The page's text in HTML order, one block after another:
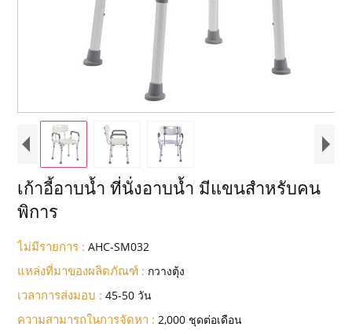
เก้าอี้อาบน้ำ ที่นั่งอาบน้ำ มีแขนสำหรับคน
พิการ
ไม่มีรายการ : AHC-SM032
แหล่งที่มาของผลิตภัณฑ์ : กวางตุ้ง
เวลาการส่งมอบ : 45-50 วัน
ความสามารถในการจัดหา : 2,000 ชุดต่อเดือน